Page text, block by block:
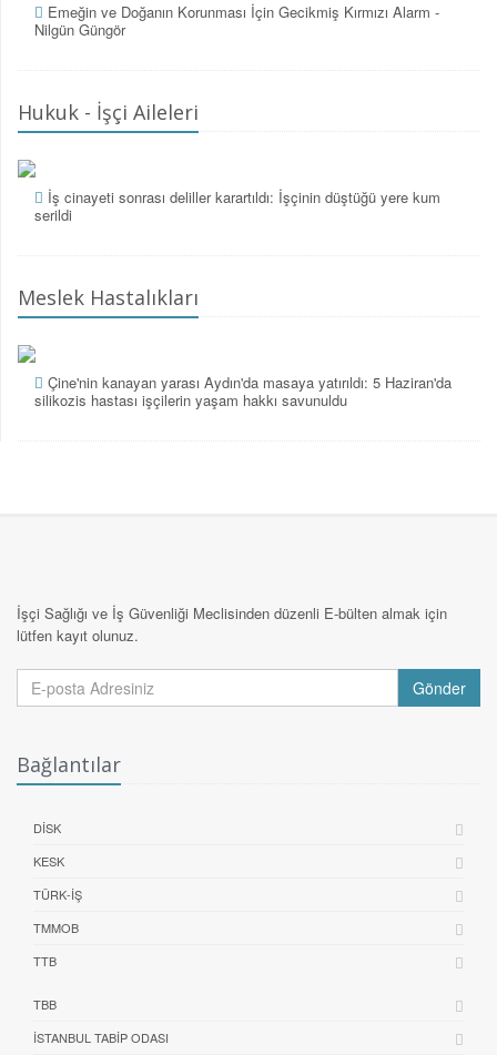
Emeğin ve Doğanın Korunması İçin Gecikmiş Kırmızı Alarm -
Nilgün Güngör
Hukuk - İşçi Aileleri
İş cinayeti sonrası deliller karartıldı: İşçinin düştüğü yere kum
serildi
Meslek Hastalıkları
Çine'nin kanayan yarası Aydın'da masaya yatırıldı: 5 Haziran'da
silikozis hastası işçilerin yaşam hakkı savunuldu
İşçi Sağlığı ve İş Güvenliği Meclisinden düzenli E-bülten almak için
lütfen kayıt olunuz.
Gönder
Bağlantılar
DİSK
KESK
TÜRK-İŞ
TMMOB
TTB
TBB
İSTANBUL TABIP ODASI